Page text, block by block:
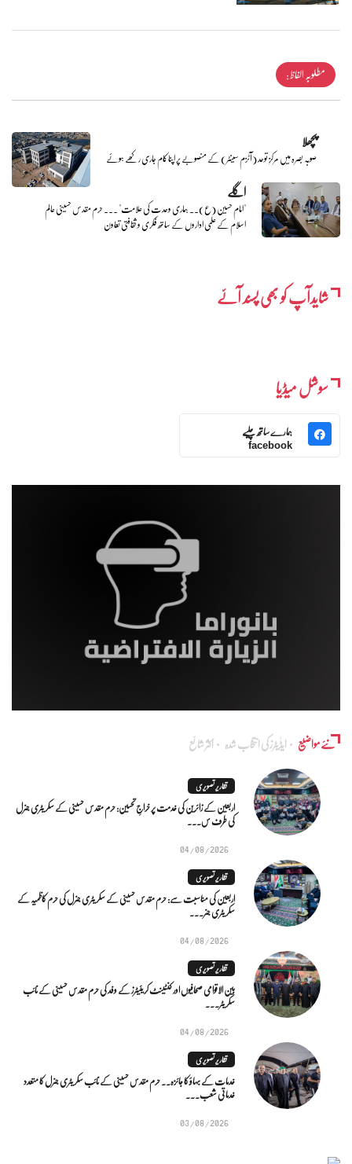
مطلوبہ الفاظ :
پچھلا
صوبہ بصرہ میں مرکزِ توحد (آٹزم سینٹر) کے منصوبے پر اپنا کام جاری رکھے ہوئے
اگلے
"امام حسین (ع).. ہماری وحدت کی علامت" ... حرم مقدس حسینی عالم
اسلام کے علمی اداروں کے ساتھ فکری و ثقافتی تعاون
شایدآپ کو بھی پسند آئے
سوشل میڈیا
ہمارے ساتھ چلیے
facebook
نئے مواضیع ایڈٰیٹرز کی انتخاب شدہ اکثر شائع
تقاریر تصویری
اربعین کے زائرین کی خدمت پر خراجِ تحسین: حرم مقدس حسینی کے سکریٹری جنرل
کی طرف س...
04/08/2026
تقاریر تصویری
اربعین کی مناسبت سے: حرم مقدس حسینی کے سکریٹری جنرل کی حرم کاظمیہ کے
سکریٹری جنر...
04/08/2026
تقاریر تصویری
بین الاقوامی صحافیوں اور کنٹینٹ کریئیٹرز کے وفد کی حرم مقدس حسینی کے نائب
سکریٹر...
04/08/2026
تقاریر تصویری
خدمات کے بہاؤ کا جائزہ.. حرم مقدس حسینی کے نائب سکریٹری جنرل کا متعدد
خدماتی شعب...
03/08/2026